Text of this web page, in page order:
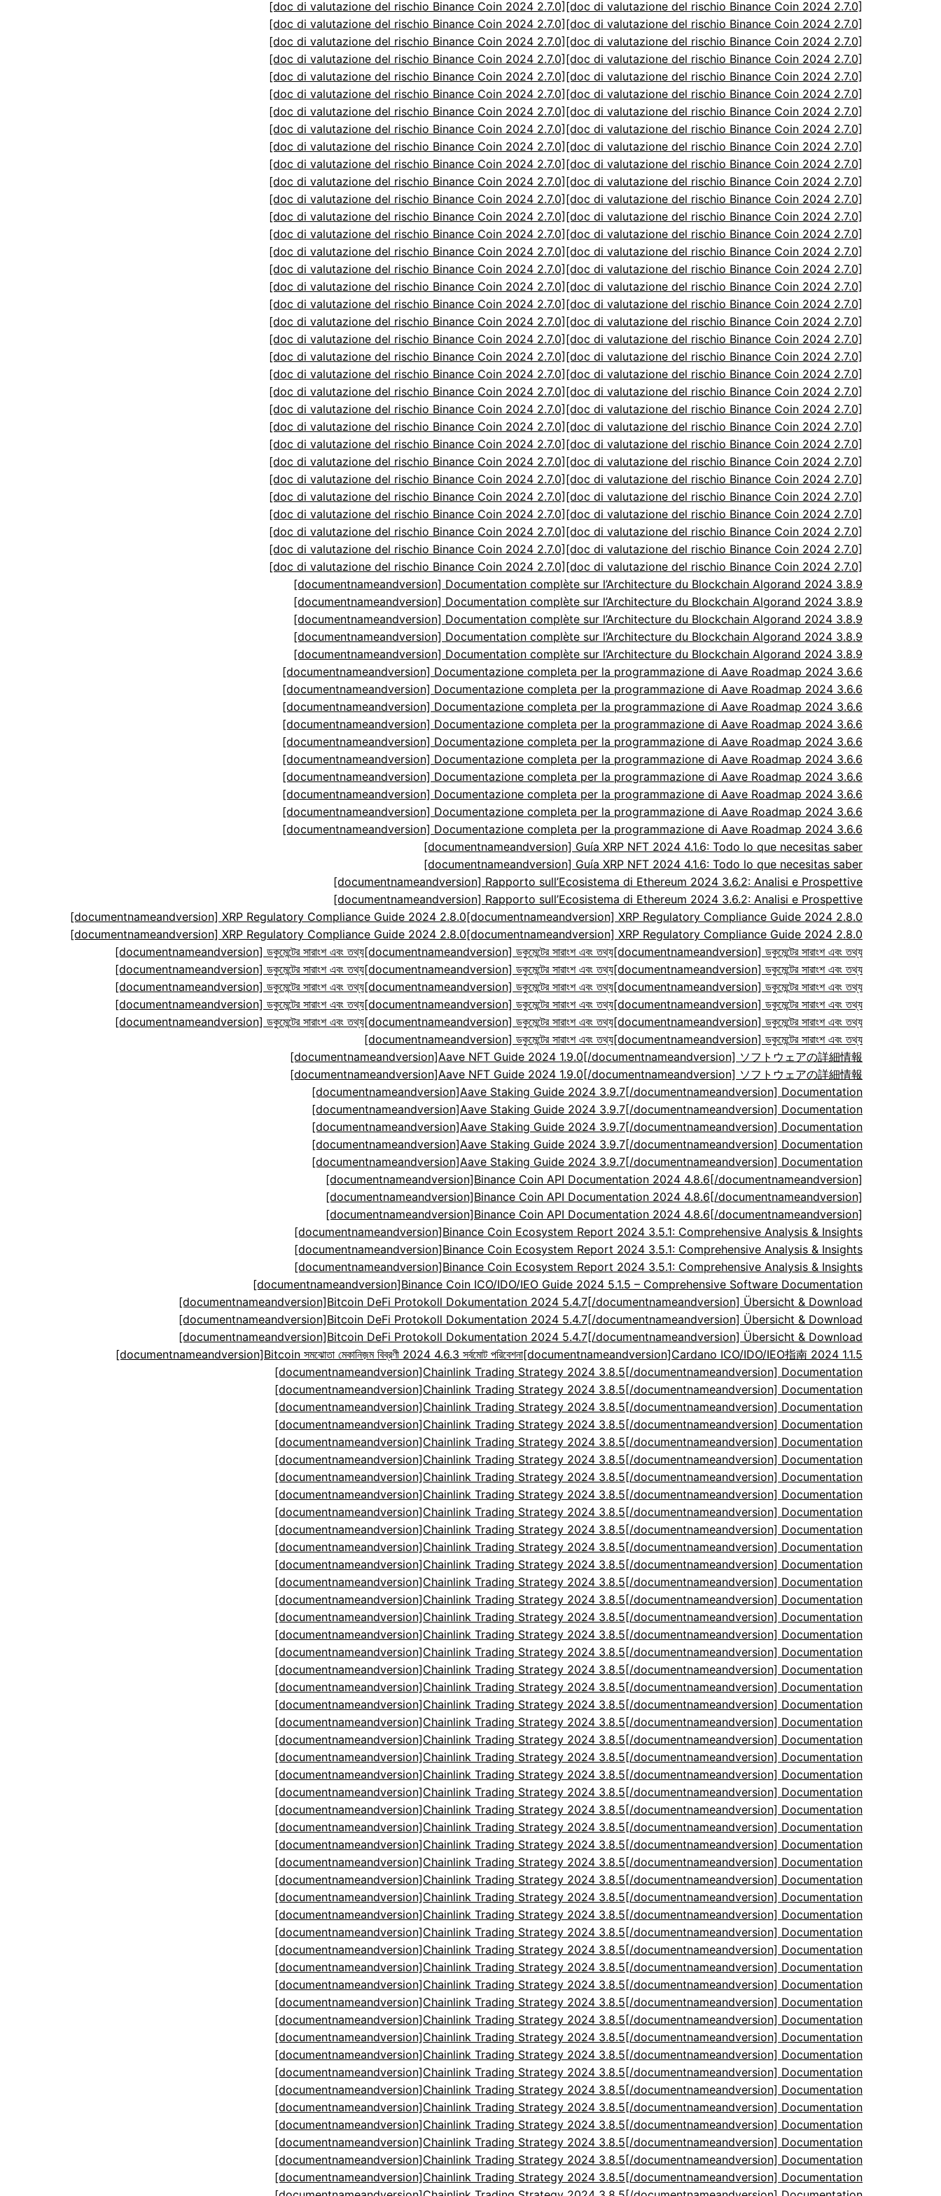
[doc di valutazione del rischio Binance Coin 2024 2.7.0] [doc di valutazione del rischio Binance Coin 2024 2.7.0]
[doc di valutazione del rischio Binance Coin 2024 2.7.0] [doc di valutazione del rischio Binance Coin 2024 2.7.0]
[doc di valutazione del rischio Binance Coin 2024 2.7.0] [doc di valutazione del rischio Binance Coin 2024 2.7.0]
[doc di valutazione del rischio Binance Coin 2024 2.7.0] [doc di valutazione del rischio Binance Coin 2024 2.7.0]
[doc di valutazione del rischio Binance Coin 2024 2.7.0] [doc di valutazione del rischio Binance Coin 2024 2.7.0]
[doc di valutazione del rischio Binance Coin 2024 2.7.0] [doc di valutazione del rischio Binance Coin 2024 2.7.0]
[doc di valutazione del rischio Binance Coin 2024 2.7.0] [doc di valutazione del rischio Binance Coin 2024 2.7.0]
[doc di valutazione del rischio Binance Coin 2024 2.7.0] [doc di valutazione del rischio Binance Coin 2024 2.7.0]
[doc di valutazione del rischio Binance Coin 2024 2.7.0] [doc di valutazione del rischio Binance Coin 2024 2.7.0]
[doc di valutazione del rischio Binance Coin 2024 2.7.0] [doc di valutazione del rischio Binance Coin 2024 2.7.0]
[doc di valutazione del rischio Binance Coin 2024 2.7.0] [doc di valutazione del rischio Binance Coin 2024 2.7.0]
[doc di valutazione del rischio Binance Coin 2024 2.7.0] [doc di valutazione del rischio Binance Coin 2024 2.7.0]
[doc di valutazione del rischio Binance Coin 2024 2.7.0] [doc di valutazione del rischio Binance Coin 2024 2.7.0]
[doc di valutazione del rischio Binance Coin 2024 2.7.0] [doc di valutazione del rischio Binance Coin 2024 2.7.0]
[doc di valutazione del rischio Binance Coin 2024 2.7.0] [doc di valutazione del rischio Binance Coin 2024 2.7.0]
[doc di valutazione del rischio Binance Coin 2024 2.7.0] [doc di valutazione del rischio Binance Coin 2024 2.7.0]
[doc di valutazione del rischio Binance Coin 2024 2.7.0] [doc di valutazione del rischio Binance Coin 2024 2.7.0]
[doc di valutazione del rischio Binance Coin 2024 2.7.0] [doc di valutazione del rischio Binance Coin 2024 2.7.0]
[doc di valutazione del rischio Binance Coin 2024 2.7.0] [doc di valutazione del rischio Binance Coin 2024 2.7.0]
[doc di valutazione del rischio Binance Coin 2024 2.7.0] [doc di valutazione del rischio Binance Coin 2024 2.7.0]
[doc di valutazione del rischio Binance Coin 2024 2.7.0] [doc di valutazione del rischio Binance Coin 2024 2.7.0]
[doc di valutazione del rischio Binance Coin 2024 2.7.0] [doc di valutazione del rischio Binance Coin 2024 2.7.0]
[doc di valutazione del rischio Binance Coin 2024 2.7.0] [doc di valutazione del rischio Binance Coin 2024 2.7.0]
[doc di valutazione del rischio Binance Coin 2024 2.7.0] [doc di valutazione del rischio Binance Coin 2024 2.7.0]
[doc di valutazione del rischio Binance Coin 2024 2.7.0] [doc di valutazione del rischio Binance Coin 2024 2.7.0]
[doc di valutazione del rischio Binance Coin 2024 2.7.0] [doc di valutazione del rischio Binance Coin 2024 2.7.0]
[doc di valutazione del rischio Binance Coin 2024 2.7.0] [doc di valutazione del rischio Binance Coin 2024 2.7.0]
[doc di valutazione del rischio Binance Coin 2024 2.7.0] [doc di valutazione del rischio Binance Coin 2024 2.7.0]
[doc di valutazione del rischio Binance Coin 2024 2.7.0] [doc di valutazione del rischio Binance Coin 2024 2.7.0]
[doc di valutazione del rischio Binance Coin 2024 2.7.0] [doc di valutazione del rischio Binance Coin 2024 2.7.0]
[doc di valutazione del rischio Binance Coin 2024 2.7.0] [doc di valutazione del rischio Binance Coin 2024 2.7.0]
[doc di valutazione del rischio Binance Coin 2024 2.7.0] [doc di valutazione del rischio Binance Coin 2024 2.7.0]
[doc di valutazione del rischio Binance Coin 2024 2.7.0] [doc di valutazione del rischio Binance Coin 2024 2.7.0]
[documentnameandversion] Documentation complète sur l’Architecture du Blockchain Algorand 2024 3.8.9
[documentnameandversion] Documentation complète sur l’Architecture du Blockchain Algorand 2024 3.8.9
[documentnameandversion] Documentation complète sur l’Architecture du Blockchain Algorand 2024 3.8.9
[documentnameandversion] Documentation complète sur l’Architecture du Blockchain Algorand 2024 3.8.9
[documentnameandversion] Documentation complète sur l’Architecture du Blockchain Algorand 2024 3.8.9
[documentnameandversion] Documentazione completa per la programmazione di Aave Roadmap 2024 3.6.6
[documentnameandversion] Documentazione completa per la programmazione di Aave Roadmap 2024 3.6.6
[documentnameandversion] Documentazione completa per la programmazione di Aave Roadmap 2024 3.6.6
[documentnameandversion] Documentazione completa per la programmazione di Aave Roadmap 2024 3.6.6
[documentnameandversion] Documentazione completa per la programmazione di Aave Roadmap 2024 3.6.6
[documentnameandversion] Documentazione completa per la programmazione di Aave Roadmap 2024 3.6.6
[documentnameandversion] Documentazione completa per la programmazione di Aave Roadmap 2024 3.6.6
[documentnameandversion] Documentazione completa per la programmazione di Aave Roadmap 2024 3.6.6
[documentnameandversion] Documentazione completa per la programmazione di Aave Roadmap 2024 3.6.6
[documentnameandversion] Documentazione completa per la programmazione di Aave Roadmap 2024 3.6.6
[documentnameandversion] Guía XRP NFT 2024 4.1.6: Todo lo que necesitas saber
[documentnameandversion] Guía XRP NFT 2024 4.1.6: Todo lo que necesitas saber
[documentnameandversion] Rapporto sull’Ecosistema di Ethereum 2024 3.6.2: Analisi e Prospettive
[documentnameandversion] Rapporto sull’Ecosistema di Ethereum 2024 3.6.2: Analisi e Prospettive
[documentnameandversion] XRP Regulatory Compliance Guide 2024 2.8.0[documentnameandversion] XRP Regulatory Compliance Guide 2024 2.8.0
[documentnameandversion] XRP Regulatory Compliance Guide 2024 2.8.0[documentnameandversion] XRP Regulatory Compliance Guide 2024 2.8.0
[documentnameandversion] ডকুমেন্টের সারাংশ এবং তথ্য[documentnameandversion] ডকুমেন্টের সারাংশ এবং তথ্য[documentnameandversion] ডকুমেন্টের সারাংশ এবং তথ্য
[documentnameandversion] ডকুমেন্টের সারাংশ এবং তথ্য[documentnameandversion] ডকুমেন্টের সারাংশ এবং তথ্য[documentnameandversion] ডকুমেন্টের সারাংশ এবং তথ্য
[documentnameandversion] ডকুমেন্টের সারাংশ এবং তথ্য[documentnameandversion] ডকুমেন্টের সারাংশ এবং তথ্য[documentnameandversion] ডকুমেন্টের সারাংশ এবং তথ্য
[documentnameandversion] ডকুমেন্টের সারাংশ এবং তথ্য[documentnameandversion] ডকুমেন্টের সারাংশ এবং তথ্য[documentnameandversion] ডকুমেন্টের সারাংশ এবং তথ্য
[documentnameandversion] ডকুমেন্টের সারাংশ এবং তথ্য[documentnameandversion] ডকুমেন্টের সারাংশ এবং তথ্য[documentnameandversion] ডকুমেন্টের সারাংশ এবং তথ্য
[documentnameandversion] ডকুমেন্টের সারাংশ এবং তথ্য[documentnameandversion] ডকুমেন্টের সারাংশ এবং তথ্য
[documentnameandversion]Aave NFT Guide 2024 1.9.0[/documentnameandversion] ソフトウェアの詳細情報
[documentnameandversion]Aave NFT Guide 2024 1.9.0[/documentnameandversion] ソフトウェアの詳細情報
[documentnameandversion]Aave Staking Guide 2024 3.9.7[/documentnameandversion] Documentation
[documentnameandversion]Aave Staking Guide 2024 3.9.7[/documentnameandversion] Documentation
[documentnameandversion]Aave Staking Guide 2024 3.9.7[/documentnameandversion] Documentation
[documentnameandversion]Aave Staking Guide 2024 3.9.7[/documentnameandversion] Documentation
[documentnameandversion]Aave Staking Guide 2024 3.9.7[/documentnameandversion] Documentation
[documentnameandversion]Binance Coin API Documentation 2024 4.8.6[/documentnameandversion]
[documentnameandversion]Binance Coin API Documentation 2024 4.8.6[/documentnameandversion]
[documentnameandversion]Binance Coin API Documentation 2024 4.8.6[/documentnameandversion]
[documentnameandversion]Binance Coin Ecosystem Report 2024 3.5.1: Comprehensive Analysis & Insights
[documentnameandversion]Binance Coin Ecosystem Report 2024 3.5.1: Comprehensive Analysis & Insights
[documentnameandversion]Binance Coin Ecosystem Report 2024 3.5.1: Comprehensive Analysis & Insights
[documentnameandversion]Binance Coin ICO/IDO/IEO Guide 2024 5.1.5 – Comprehensive Software Documentation
[documentnameandversion]Bitcoin DeFi Protokoll Dokumentation 2024 5.4.7[/documentnameandversion] Übersicht & Download
[documentnameandversion]Bitcoin DeFi Protokoll Dokumentation 2024 5.4.7[/documentnameandversion] Übersicht & Download
[documentnameandversion]Bitcoin DeFi Protokoll Dokumentation 2024 5.4.7[/documentnameandversion] Übersicht & Download
[documentnameandversion]Bitcoin সমঝোতা মেকানিজ়ম বিব্রণী 2024 4.6.3 সর্বমোট পরিবেশনা[documentnameandversion]Cardano ICO/IDO/IEO指南 2024 1.1.5
[documentnameandversion]Chainlink Trading Strategy 2024 3.8.5[/documentnameandversion] Documentation
[documentnameandversion]Chainlink Trading Strategy 2024 3.8.5[/documentnameandversion] Documentation
[documentnameandversion]Chainlink Trading Strategy 2024 3.8.5[/documentnameandversion] Documentation
[documentnameandversion]Chainlink Trading Strategy 2024 3.8.5[/documentnameandversion] Documentation
[documentnameandversion]Chainlink Trading Strategy 2024 3.8.5[/documentnameandversion] Documentation
[documentnameandversion]Chainlink Trading Strategy 2024 3.8.5[/documentnameandversion] Documentation
[documentnameandversion]Chainlink Trading Strategy 2024 3.8.5[/documentnameandversion] Documentation
[documentnameandversion]Chainlink Trading Strategy 2024 3.8.5[/documentnameandversion] Documentation
[documentnameandversion]Chainlink Trading Strategy 2024 3.8.5[/documentnameandversion] Documentation
[documentnameandversion]Chainlink Trading Strategy 2024 3.8.5[/documentnameandversion] Documentation
[documentnameandversion]Chainlink Trading Strategy 2024 3.8.5[/documentnameandversion] Documentation
[documentnameandversion]Chainlink Trading Strategy 2024 3.8.5[/documentnameandversion] Documentation
[documentnameandversion]Chainlink Trading Strategy 2024 3.8.5[/documentnameandversion] Documentation
[documentnameandversion]Chainlink Trading Strategy 2024 3.8.5[/documentnameandversion] Documentation
[documentnameandversion]Chainlink Trading Strategy 2024 3.8.5[/documentnameandversion] Documentation
[documentnameandversion]Chainlink Trading Strategy 2024 3.8.5[/documentnameandversion] Documentation
[documentnameandversion]Chainlink Trading Strategy 2024 3.8.5[/documentnameandversion] Documentation
[documentnameandversion]Chainlink Trading Strategy 2024 3.8.5[/documentnameandversion] Documentation
[documentnameandversion]Chainlink Trading Strategy 2024 3.8.5[/documentnameandversion] Documentation
[documentnameandversion]Chainlink Trading Strategy 2024 3.8.5[/documentnameandversion] Documentation
[documentnameandversion]Chainlink Trading Strategy 2024 3.8.5[/documentnameandversion] Documentation
[documentnameandversion]Chainlink Trading Strategy 2024 3.8.5[/documentnameandversion] Documentation
[documentnameandversion]Chainlink Trading Strategy 2024 3.8.5[/documentnameandversion] Documentation
[documentnameandversion]Chainlink Trading Strategy 2024 3.8.5[/documentnameandversion] Documentation
[documentnameandversion]Chainlink Trading Strategy 2024 3.8.5[/documentnameandversion] Documentation
[documentnameandversion]Chainlink Trading Strategy 2024 3.8.5[/documentnameandversion] Documentation
[documentnameandversion]Chainlink Trading Strategy 2024 3.8.5[/documentnameandversion] Documentation
[documentnameandversion]Chainlink Trading Strategy 2024 3.8.5[/documentnameandversion] Documentation
[documentnameandversion]Chainlink Trading Strategy 2024 3.8.5[/documentnameandversion] Documentation
[documentnameandversion]Chainlink Trading Strategy 2024 3.8.5[/documentnameandversion] Documentation
[documentnameandversion]Chainlink Trading Strategy 2024 3.8.5[/documentnameandversion] Documentation
[documentnameandversion]Chainlink Trading Strategy 2024 3.8.5[/documentnameandversion] Documentation
[documentnameandversion]Chainlink Trading Strategy 2024 3.8.5[/documentnameandversion] Documentation
[documentnameandversion]Chainlink Trading Strategy 2024 3.8.5[/documentnameandversion] Documentation
[documentnameandversion]Chainlink Trading Strategy 2024 3.8.5[/documentnameandversion] Documentation
[documentnameandversion]Chainlink Trading Strategy 2024 3.8.5[/documentnameandversion] Documentation
[documentnameandversion]Chainlink Trading Strategy 2024 3.8.5[/documentnameandversion] Documentation
[documentnameandversion]Chainlink Trading Strategy 2024 3.8.5[/documentnameandversion] Documentation
[documentnameandversion]Chainlink Trading Strategy 2024 3.8.5[/documentnameandversion] Documentation
[documentnameandversion]Chainlink Trading Strategy 2024 3.8.5[/documentnameandversion] Documentation
[documentnameandversion]Chainlink Trading Strategy 2024 3.8.5[/documentnameandversion] Documentation
[documentnameandversion]Chainlink Trading Strategy 2024 3.8.5[/documentnameandversion] Documentation
[documentnameandversion]Chainlink Trading Strategy 2024 3.8.5[/documentnameandversion] Documentation
[documentnameandversion]Chainlink Trading Strategy 2024 3.8.5[/documentnameandversion] Documentation
[documentnameandversion]Chainlink Trading Strategy 2024 3.8.5[/documentnameandversion] Documentation
[documentnameandversion]Chainlink Trading Strategy 2024 3.8.5[/documentnameandversion] Documentation
[documentnameandversion]Chainlink Trading Strategy 2024 3.8.5[/documentnameandversion] Documentation